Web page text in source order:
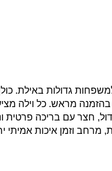
עם אפשרות לתוספת מקומות לינה בהזמנה
חצר עם בריכה פרטית
וזמן איכות אמיתי